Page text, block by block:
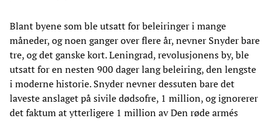
Blant byene som ble utsatt for beleiringer i mange
måneder, og noen ganger over flere år, nevner Snyder bare
tre, og det ganske kort. Leningrad, revolusjonens by, ble
utsatt for en nesten 900 dager lang beleiring, den lengste
i moderne historie. Snyder nevner dessuten bare det
laveste anslaget på sivile dødsofre, 1 million, og ignorerer
det faktum at ytterligere 1 million av Den røde armés